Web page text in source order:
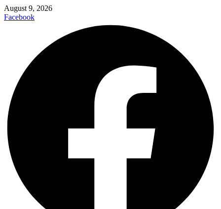
August 9, 2026
Facebook